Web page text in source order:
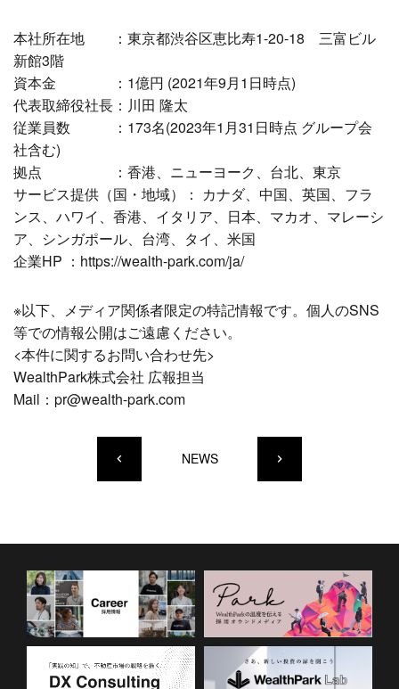
本社所在地 ：東京都渋谷区恵比寿1-20-18 三富ビル
新館3階
資本金 ：1億円 (2021年9月1日時点)
代表取締役社長：川田 隆太
従業員数 ：173名(2023年1月31日時点 グループ会
社含む)
拠点 ：香港、ニューヨーク、台北、東京
サービス提供（国・地域）： カナダ、中国、英国、フラ
ンス、ハワイ、香港、イタリア、日本、マカオ、マレーシ
ア、シンガポール、台湾、タイ、米国
企業HP ：https://wealth-park.com/ja/
※以下、メディア関係者限定の特記情報です。個人のSNS
等での情報公開はご遠慮ください。
<本件に関するお問い合わせ先>
WealthPark株式会社 広報担当
Mail：pr@wealth-park.com
keyboard_arrow_left NEWS keyboard_arrow_right